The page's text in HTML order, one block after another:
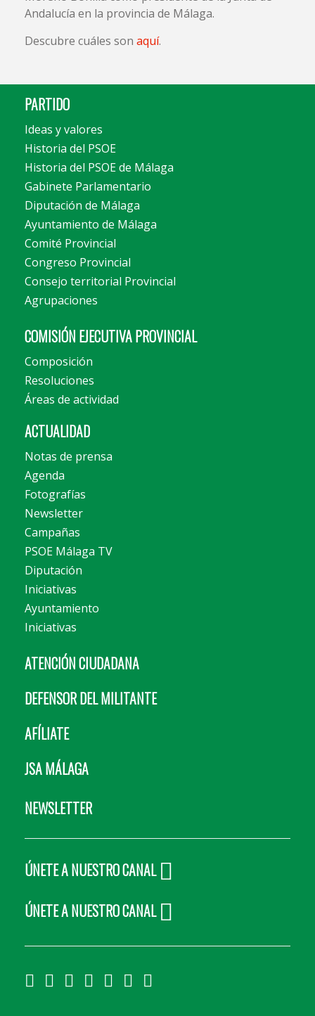
Andalucía en la provincia de Málaga.
Descubre cuáles son aquí.
PARTIDO
Ideas y valores
Historia del PSOE
Historia del PSOE de Málaga
Gabinete Parlamentario
Diputación de Málaga
Ayuntamiento de Málaga
Comité Provincial
Congreso Provincial
Consejo territorial Provincial
Agrupaciones
COMISIÓN EJECUTIVA PROVINCIAL
Composición
Resoluciones
Áreas de actividad
ACTUALIDAD
Notas de prensa
Agenda
Fotografías
Newsletter
Campañas
PSOE Málaga TV
Diputación
Iniciativas
Ayuntamiento
Iniciativas
ATENCIÓN CIUDADANA
DEFENSOR DEL MILITANTE
AFÍLIATE
JSA MÁLAGA
NEWSLETTER
ÚNETE A NUESTRO CANAL
ÚNETE A NUESTRO CANAL